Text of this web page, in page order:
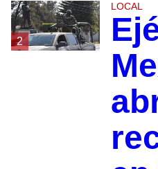
2
LOCAL